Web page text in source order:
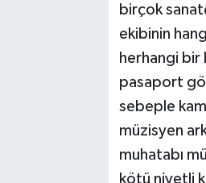
birçok
ekibinin
herhangi bir
pasaport
sebeple
müzisyen
muhatabı
kötü niyetli